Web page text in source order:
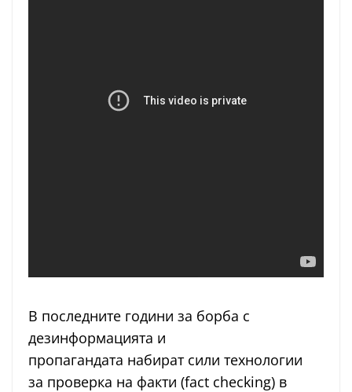
В последните години за борба с
дезинформацията и
пропагандата набират сили технологии
за проверка на факти (fact checking) в